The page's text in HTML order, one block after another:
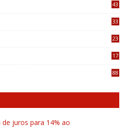
43
33
23
17
88
juros para 14% ao